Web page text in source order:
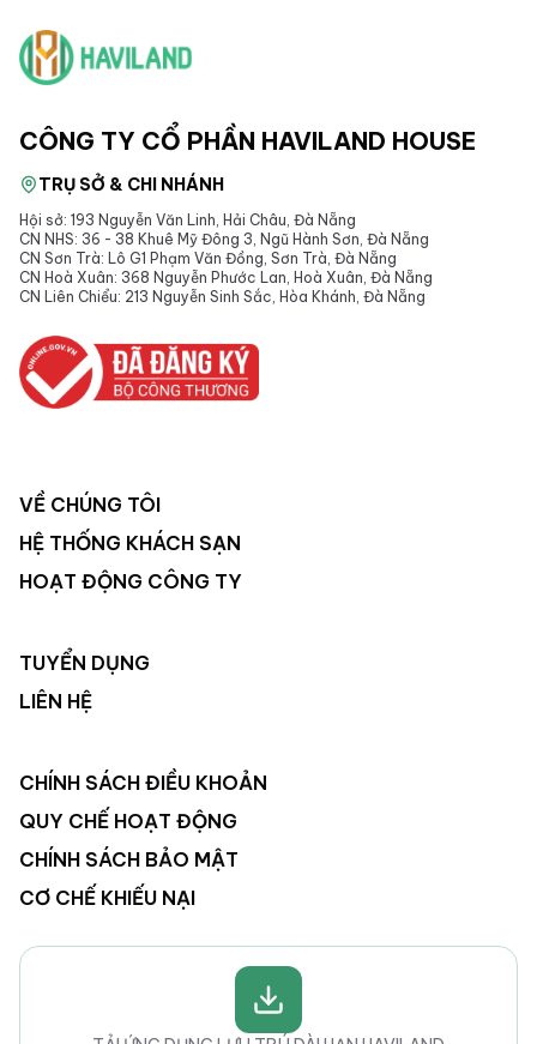
CÔNG TY CỔ PHẦN HAVILAND HOUSE
TRỤ SỞ & CHI NHÁNH
Hội sở: 193 Nguyễn Văn Linh, Hải Châu, Đà Nẵng
CN NHS: 36 - 38 Khuê Mỹ Đông 3, Ngũ Hành Sơn, Đà Nẵng
CN Sơn Trà: Lô G1 Phạm Văn Đồng, Sơn Trà, Đà Nẵng
CN Hoà Xuân: 368 Nguyễn Phước Lan, Hoà Xuân, Đà Nẵng
CN Liên Chiểu: 213 Nguyễn Sinh Sắc, Hòa Khánh, Đà Nẵng
VỀ CHÚNG TÔI
HỆ THỐNG KHÁCH SẠN
HOẠT ĐỘNG CÔNG TY
TUYỂN DỤNG
LIÊN HỆ
CHÍNH SÁCH ĐIỀU KHOẢN
QUY CHẾ HOẠT ĐỘNG
CHÍNH SÁCH BẢO MẬT
CƠ CHẾ KHIẾU NẠI